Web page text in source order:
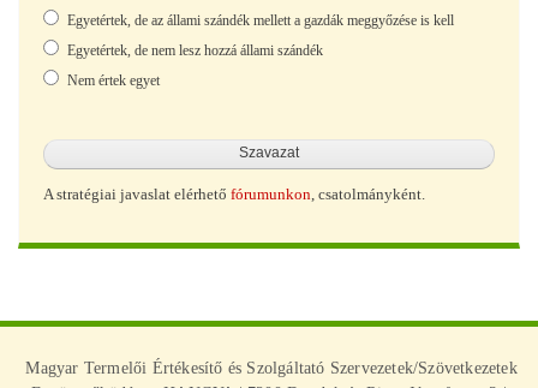
Egyetértek, de az állami szándék mellett a gazdák meggyőzése is kell
Egyetértek, de nem lesz hozzá állami szándék
Nem értek egyet
A stratégiai javaslat elérhető fórumunkon, csatolmányként.
Magyar Termelői Értékesítő és Szolgáltató Szervezetek/Szövetkezetek